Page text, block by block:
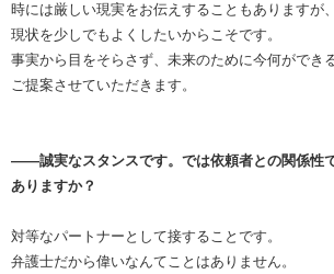
時には厳しい現実をお伝えすることもありますが
現状を少しでもよくしたいからこそです。
事実から目をそらさず、未来のために今何ができ
ご提案させていただきます。
――誠実なスタンスです。では依頼者との関係性
ありますか？
対等なパートナーとして接することです。
弁護士だから偉いなんてことはありません。